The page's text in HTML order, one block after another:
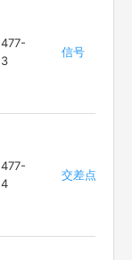
477-
3
信号
477-
4
交差点